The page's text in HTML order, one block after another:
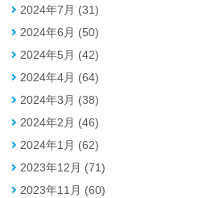
2024年7月 (31)
2024年6月 (50)
2024年5月 (42)
2024年4月 (64)
2024年3月 (38)
2024年2月 (46)
2024年1月 (62)
2023年12月 (71)
2023年11月 (60)